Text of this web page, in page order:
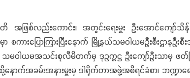
ြစ်လည်းကောင်း၊ အတွင်းရေးမှူး ဦးအောင်ကျော်သိန်
ြောကြားပြီး‌နောက် မြို့နယ်သမဝါယမဦးစီးဌာနဦးစီး
ါယမအသင်းစုလီမိတက်မှ ဒုဥက္ကဋ္ဌ ဦးကျော်ဦးသာမှ ဖတ်
ောက်အခမ်းအနားမှူးမှ ဒါရိုက်တာအဖွဲ့အစီရင်ခံစာ၊ ဘဏ္ဍ